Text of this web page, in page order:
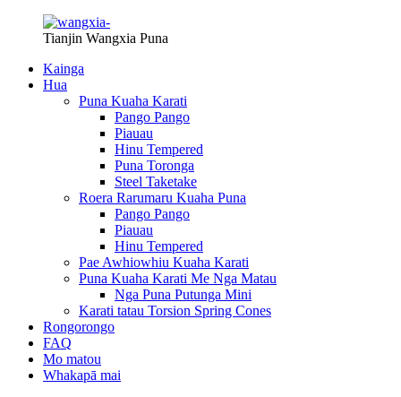
Tianjin Wangxia Puna
Kainga
Hua
Puna Kuaha Karati
Pango Pango
Piauau
Hinu Tempered
Puna Toronga
Steel Taketake
Roera Rarumaru Kuaha Puna
Pango Pango
Piauau
Hinu Tempered
Pae Awhiowhiu Kuaha Karati
Puna Kuaha Karati Me Nga Matau
Nga Puna Putunga Mini
Karati tatau Torsion Spring Cones
Rongorongo
FAQ
Mo matou
Whakapā mai